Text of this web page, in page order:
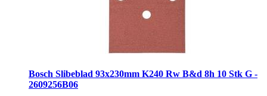
Bosch Slibeblad 93x230mm K240 Rw B&d 8h 10 Stk G -
2609256B06